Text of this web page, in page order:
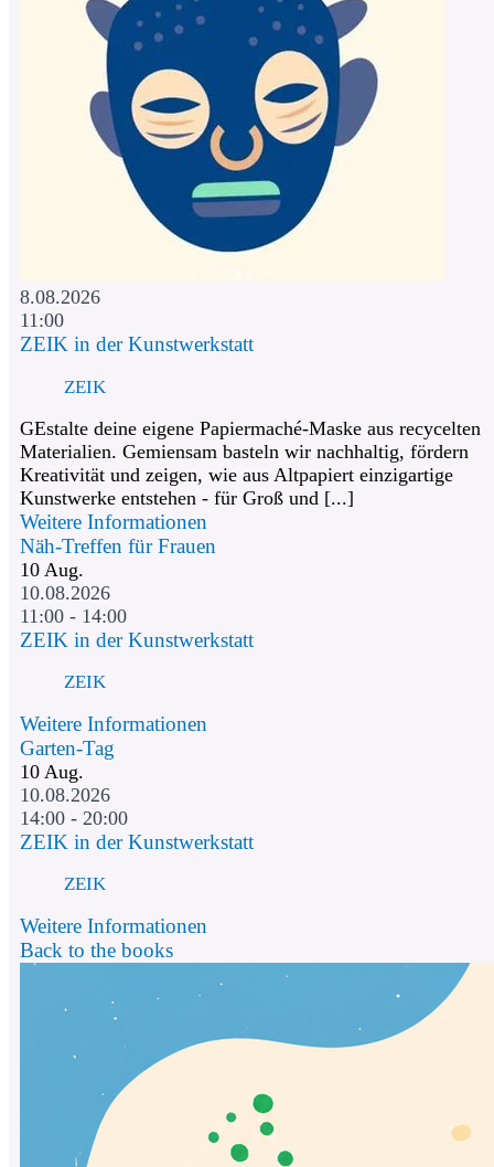
8.08.2026
11:00
ZEIK in der Kunstwerkstatt
ZEIK
GEstalte deine eigene Papiermaché-Maske aus recycelten
Materialien. Gemiensam basteln wir nachhaltig, fördern
Kreativität und zeigen, wie aus Altpapiert einzigartige
Kunstwerke entstehen - für Groß und [...]
Weitere Informationen
Näh-Treffen für Frauen
10 Aug.
10.08.2026
11:00 - 14:00
ZEIK in der Kunstwerkstatt
ZEIK
Weitere Informationen
Garten-Tag
10 Aug.
10.08.2026
14:00 - 20:00
ZEIK in der Kunstwerkstatt
ZEIK
Weitere Informationen
Back to the books